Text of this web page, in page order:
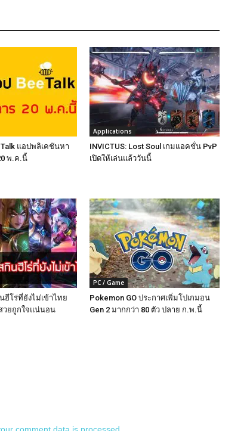
แอปพลิเคชันหา
พ.ค.นี้
Applications
INVICTUS: Lost Soul เกมแอคชั่น PvP
เปิดให้เล่นแล้ววันนี้
ฮีโร่ที่ยังไม่เข้าไทย
วยถูกใจแน่นอน
PC / Game
Pokemon GO ประกาศเพิ่มโปเกมอน
Gen 2 มากกว่า 80 ตัว ปลาย ก.พ.นี้
comment data is processed.